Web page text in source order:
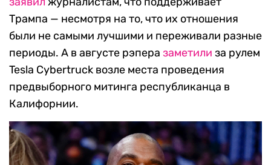
Трампа — несмотря на то, что их отношения
были не самыми лучшими и переживали разные
периоды. А в августе рэпера заметили за рулем
Tesla Cybertruck возле места проведения
предвыборного митинга республиканца в
Калифорнии.